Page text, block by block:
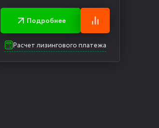
Подробнее
Расчет лизингового платежа